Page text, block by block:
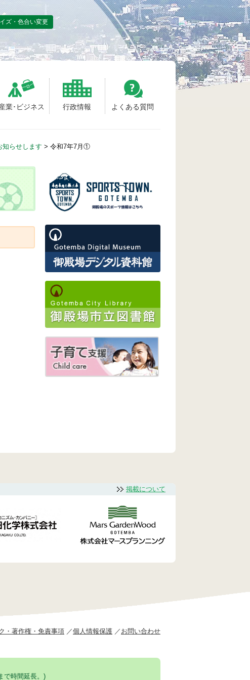
業･ビジネス 行政情報 よくある質問
ズ・色合い変更
知らせします > 令和7年7月①
掲載について
・著作権・免責事項 個人情報保護 お問い合わせ
で時間延長。)